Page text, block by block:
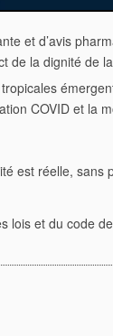
et d’avis
de la dignité de
COVID et la
est réelle, sans
lois et du code de